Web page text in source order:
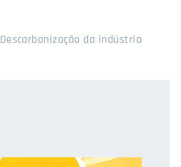
Descarbonização da indústria